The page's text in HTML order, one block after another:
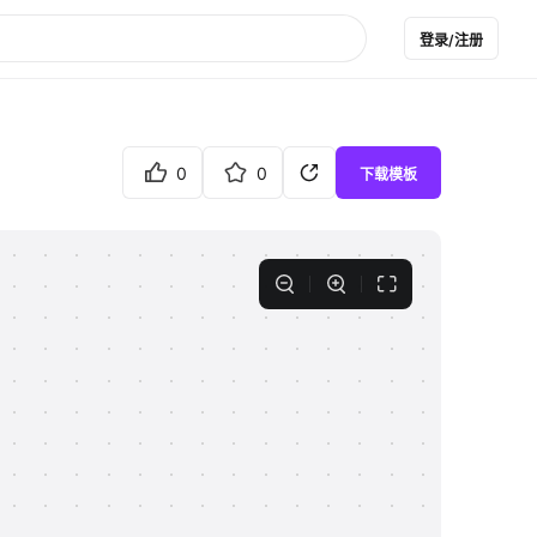
登录/注册
0 0 下载模板